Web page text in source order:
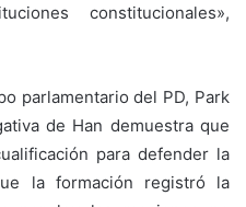
constitucionales»,
parlamentario del PD, Park
de Han demuestra que
para defender la
la formación registró la